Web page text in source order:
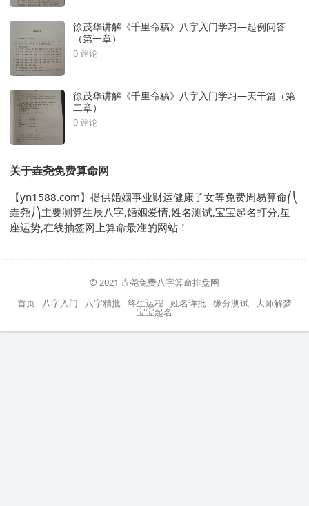
徐茂华讲解《千里命稿》八字入门学习—起例问答
（第一章）
0 评论
徐茂华讲解《千里命稿》八字入门学习—天干篇（第
二章）
0 评论
关于垚尧免费算命网
【yn1588.com】提供婚姻事业财运健康子女等免费周易算命⎛⎝
垚尧⎠⎞主要测算生辰八字,婚姻爱情,姓名测试,宝宝起名打分,星
座运势,在线抽签网上算命最准的网站！
© 2021 垚尧免费八字算命排盘网
首页
八字入门 八字精批 终生运程 姓名详批 缘分测试 大师解梦
宝宝起名